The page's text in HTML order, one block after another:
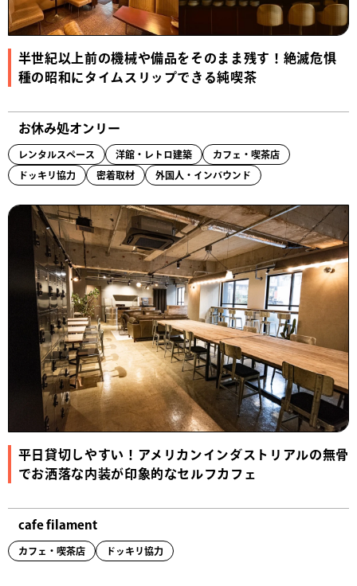
半世紀以上前の機械や備品をそのまま残す！絶滅危惧
種の昭和にタイムスリップできる純喫茶
お休み処オンリー
レンタルスペース 洋館・レトロ建築 カフェ・喫茶店
ドッキリ協力 密着取材 外国人・インバウンド
平日貸切しやすい！アメリカンインダストリアルの無骨
でお洒落な内装が印象的なセルフカフェ
cafe filament
カフェ・喫茶店 ドッキリ協力